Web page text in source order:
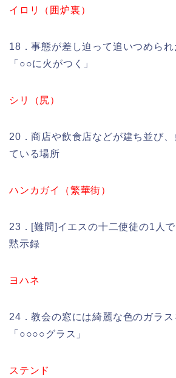
イロリ（囲炉裏）
18．事態が差し迫って追いつめられ
「○○に火がつく」
シリ（尻）
20．商店や飲食店などが建ち並び
ている場所
ハンカガイ（繁華街）
23．[難問]イエスの十二使徒の1人
黙示録
ヨハネ
24．教会の窓には綺麗な色のガラ
「○○○○グラス」
ステンド